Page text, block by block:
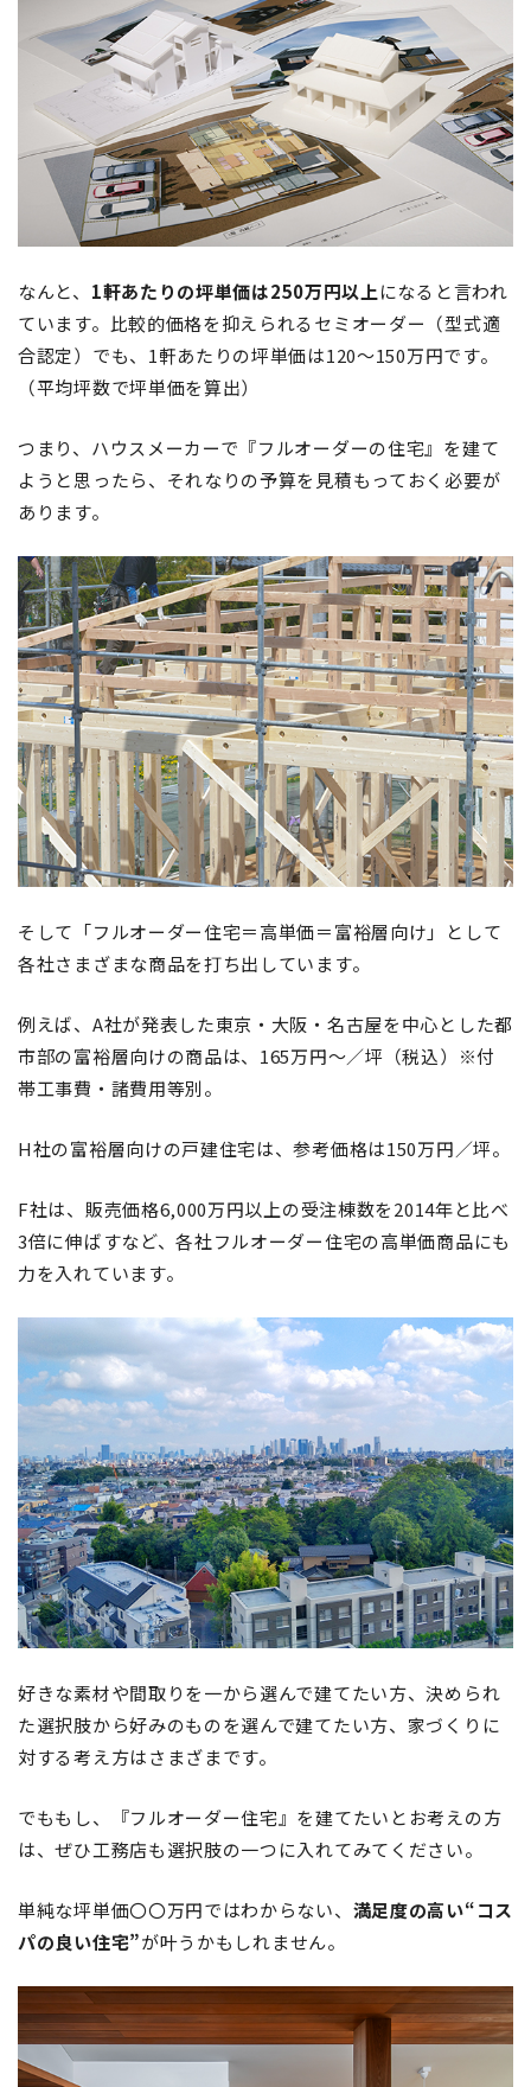
なんと、 1軒あたりの坪単価は250万円以上になると言われ
ています。比較的価格を抑えられるセミオーダー（型式適
合認定）でも、1軒あたりの坪単価は120～150万円です。
（平均坪数で坪単価を算出）
つまり、ハウスメーカーで『フルオーダーの住宅』を建て
ようと思ったら、それなりの予算を見積もっておく必要が
あります。
そして「フルオーダー住宅＝高単価＝富裕層向け」として
各社さまざまな商品を打ち出しています。
例えば、A社が発表した東京・大阪・名古屋を中心とした都
市部の富裕層向けの商品は、165万円～／坪（税込）※付
帯工事費・諸費用等別。
H社の富裕層向けの戸建住宅は、参考価格は150万円／坪。
F社は、販売価格6,000万円以上の受注棟数を2014年と比べ
3倍に伸ばすなど、各社フルオーダー住宅の高単価商品にも
力を入れています。
好きな素材や間取りを一から選んで建てたい方、決められ
た選択肢から好みのものを選んで建てたい方、家づくりに
対する考え方はさまざまです。
でももし、『フルオーダー住宅』を建てたいとお考えの方
は、ぜひ工務店も選択肢の一つに入れてみてください。
単純な坪単価〇〇万円ではわからない、 満足度の高い“コス
パの良い住宅”が叶うかもしれません。